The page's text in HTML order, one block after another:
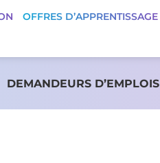
OFFRES D’APPRENTISSAGE
DEMANDEURS D’EMPLOIS